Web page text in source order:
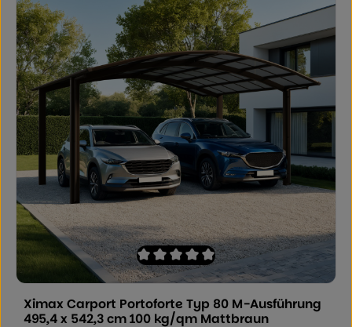
Durchschnittliche Bewertung von 0
Ximax Carport Portoforte Typ 80 M-Ausführung
495,4 x 542,3 cm 100 kg/qm Mattbraun